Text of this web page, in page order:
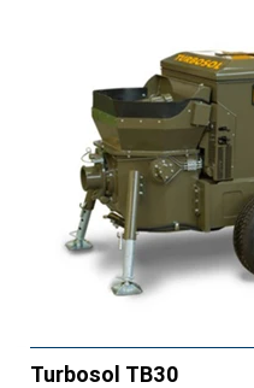
Turbosol TB30